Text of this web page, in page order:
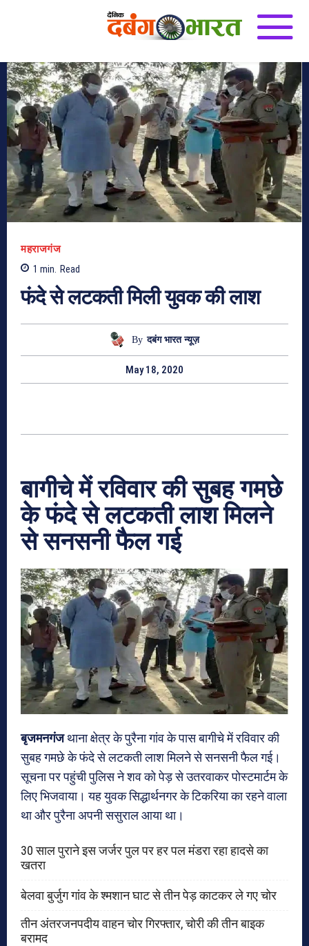
महराजगंज
1 min. Read
फंदे से लटकती मिली युवक की लाश
By दबंग भारत न्यूज़
May 18, 2020
बागीचे में रविवार की सुबह गमछे
के फंदे से लटकती लाश मिलने
से सनसनी फैल गई
बृजमनगंजथाना क्षेत्र के पुरैना गांव के पास बागीचे में रविवार की
सुबह गमछे के फंदे से लटकती लाश मिलने से सनसनी फैल गई।
सूचना पर पहुंची पुलिस ने शव को पेड़ से उतरवाकर पोस्टमार्टम के
लिए भिजवाया। यह युवक सिद्धार्थनगर के टिकरिया का रहने वाला
था और पुरैना अपनी ससुराल आया था।
30 साल पुराने इस जर्जर पुल पर हर पल मंडरा रहा हादसे का
खतरा
बेलवा बुर्जुग गांव के श्मशान घाट से तीन पेड़ काटकर ले गए चोर
तीन अंतरजनपदीय वाहन चोर गिरफ्तार, चोरी की तीन बाइक
बरामद